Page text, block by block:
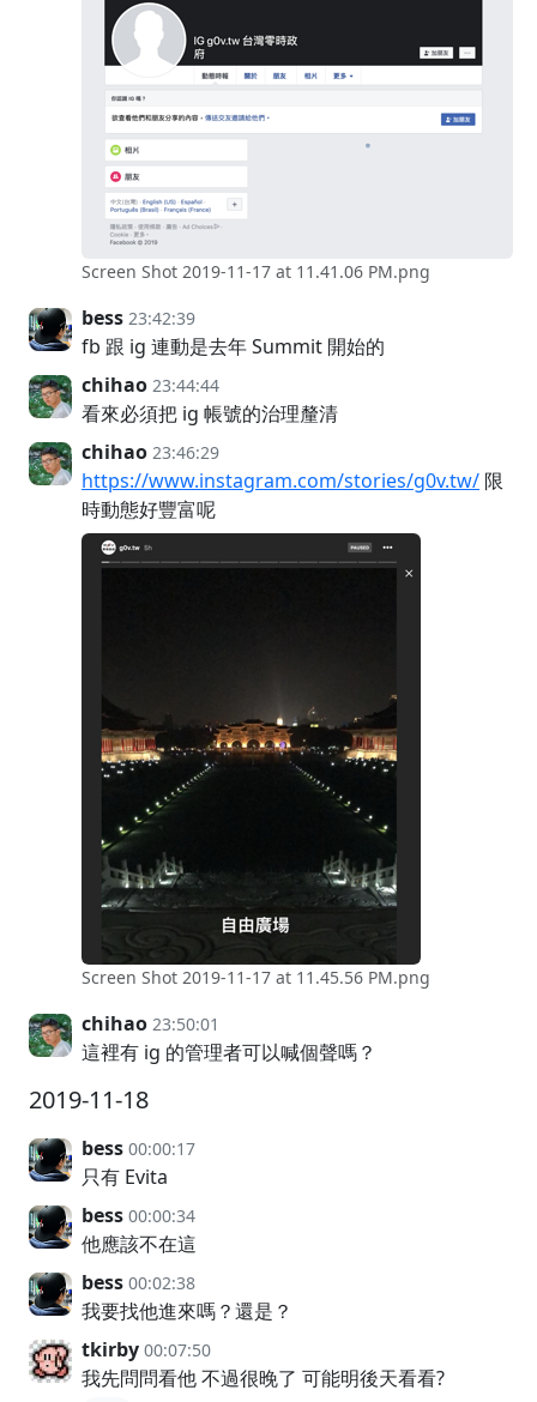
Screen Shot 2019-11-17 at 11.41.06 PM.png
bess 23:42:39
fb 跟 ig 連動是去年 Summit 開始的
chihao 23:44:44
看來必須把 ig 帳號的治理釐清
chihao 23:46:29
https://www.instagram.com/stories/g0v.tw/ 限
時動態好豐富呢
Screen Shot 2019-11-17 at 11.45.56 PM.png
chihao 23:50:01
這裡有 ig 的管理者可以喊個聲嗎？
2019-11-18
bess 00:00:17
只有 Evita
bess 00:00:34
他應該不在這
bess 00:02:38
我要找他進來嗎？還是？
tkirby 00:07:50
我先問問看他 不過很晚了 可能明後天看看?